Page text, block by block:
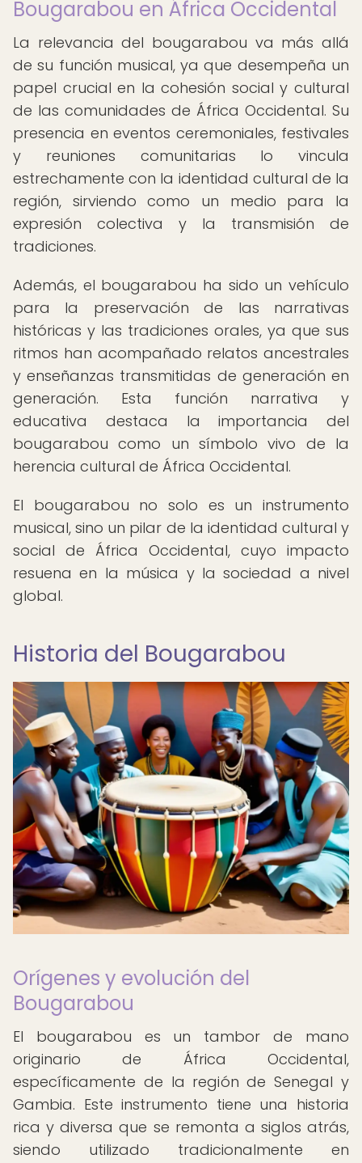
Bougarabou en África Occidental
La relevancia del bougarabou va más allá
de su función musical, ya que desempeña un
papel crucial en la cohesión social y cultural
de las comunidades de África Occidental. Su
presencia en eventos ceremoniales, festivales
y reuniones comunitarias lo vincula
estrechamente con la identidad cultural de la
región, sirviendo como un medio para la
expresión colectiva y la transmisión de
tradiciones.
Además, el bougarabou ha sido un vehículo
para la preservación de las narrativas
históricas y las tradiciones orales, ya que sus
ritmos han acompañado relatos ancestrales
y enseñanzas transmitidas de generación en
generación. Esta función narrativa y
educativa destaca la importancia del
bougarabou como un símbolo vivo de la
herencia cultural de África Occidental.
El bougarabou no solo es un instrumento
musical, sino un pilar de la identidad cultural y
social de África Occidental, cuyo impacto
resuena en la música y la sociedad a nivel
global.
Historia del Bougarabou
Orígenes y evolución del
Bougarabou
El bougarabou es un tambor de mano
originario de África Occidental,
específicamente de la región de Senegal y
Gambia. Este instrumento tiene una historia
rica y diversa que se remonta a siglos atrás,
siendo utilizado tradicionalmente en